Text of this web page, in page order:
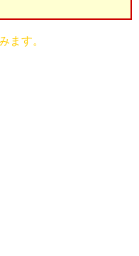
ます。